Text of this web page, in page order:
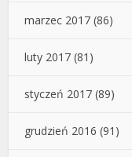
marzec 2017 (86)
luty 2017 (81)
styczeń 2017 (89)
grudzień 2016 (91)